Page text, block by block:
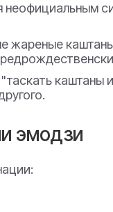
неофициальным
жареные
каштаны
эмодзи